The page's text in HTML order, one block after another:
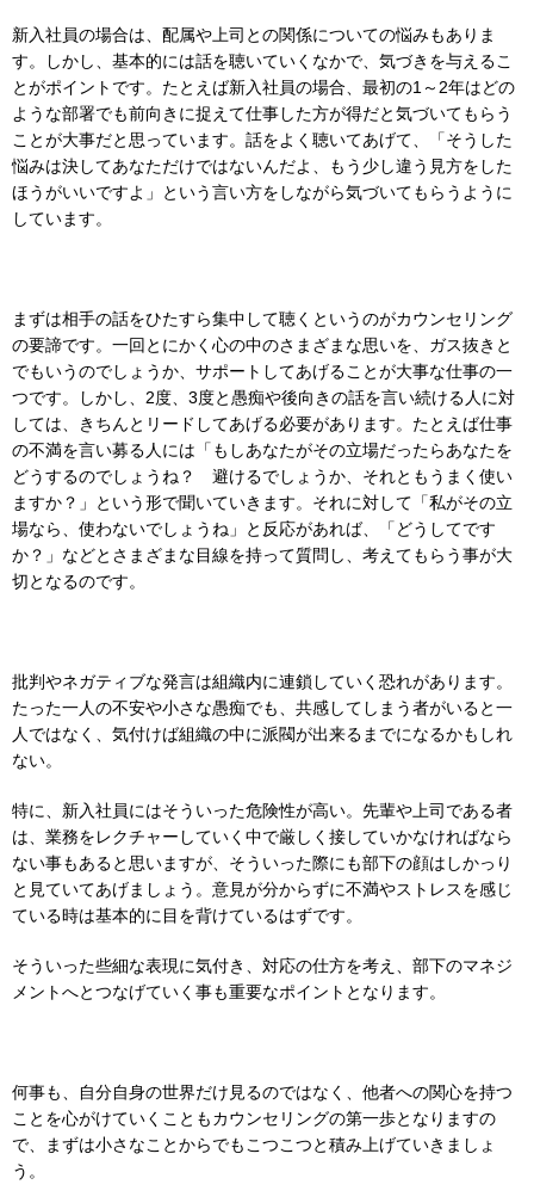
新入社員の場合は、配属や上司との関係についての悩みもありま
す。しかし、基本的には話を聴いていくなかで、気づきを与えるこ
とがポイントです。たとえば新入社員の場合、最初の1～2年はどの
ような部署でも前向きに捉えて仕事した方が得だと気づいてもらう
ことが大事だと思っています。話をよく聴いてあげて、「そうした
悩みは決してあなただけではないんだよ、もう少し違う見方をした
ほうがいいですよ」という言い方をしながら気づいてもらうように
しています。
まずは相手の話をひたすら集中して聴くというのがカウンセリング
の要諦です。一回とにかく心の中のさまざまな思いを、ガス抜きと
でもいうのでしょうか、サポートしてあげることが大事な仕事の一
つです。しかし、2度、3度と愚痴や後向きの話を言い続ける人に対
しては、きちんとリードしてあげる必要があります。たとえば仕事
の不満を言い募る人には「もしあなたがその立場だったらあなたを
どうするのでしょうね？ 避けるでしょうか、それともうまく使い
ますか？」という形で聞いていきます。それに対して「私がその立
場なら、使わないでしょうね」と反応があれば、「どうしてです
か？」などとさまざまな目線を持って質問し、考えてもらう事が大
切となるのです。
批判やネガティブな発言は組織内に連鎖していく恐れがあります。
たった一人の不安や小さな愚痴でも、共感してしまう者がいると一
人ではなく、気付けば組織の中に派閥が出来るまでになるかもしれ
ない。
特に、新入社員にはそういった危険性が高い。先輩や上司である者
は、業務をレクチャーしていく中で厳しく接していかなければなら
ない事もあると思いますが、そういった際にも部下の顔はしかっり
と見ていてあげましょう。意見が分からずに不満やストレスを感じ
ている時は基本的に目を背けているはずです。
そういった些細な表現に気付き、対応の仕方を考え、部下のマネジ
メントへとつなげていく事も重要なポイントとなります。
何事も、自分自身の世界だけ見るのではなく、他者への関心を持つ
ことを心がけていくこともカウンセリングの第一歩となりますの
で、まずは小さなことからでもこつこつと積み上げていきましょ
う。